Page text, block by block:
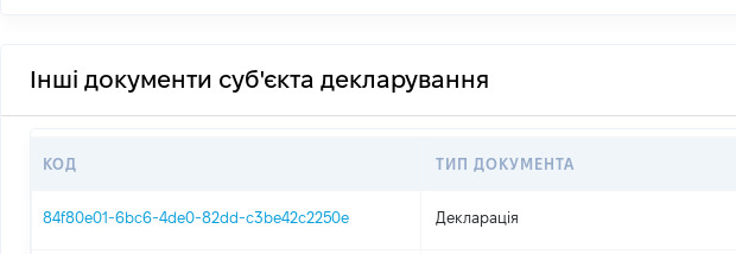
Інші документи суб'єкта декларування
КОД ТИП ДОКУМЕНТА
84f80e01-6bc6-4de0-82dd-c3be42c2250e Декларація